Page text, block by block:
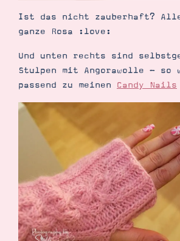
Ist das nicht zauberhaft?
ganze Rosa :love:
Und unten rechts sind
Stulpen mit Angorawolle - so
passend zu meinen Candy Nails